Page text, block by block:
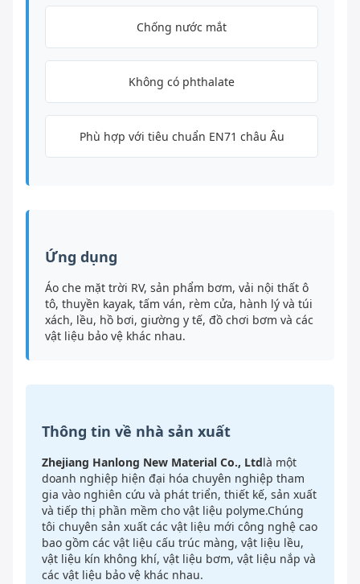
Chống nước mắt
Không có phthalate
Phù hợp với tiêu chuẩn EN71 châu Âu
Ứng dụng
Áo che mặt trời RV, sản phẩm bơm, vải nội thất ô
tô, thuyền kayak, tấm ván, rèm cửa, hành lý và túi
xách, lều, hồ bơi, giường y tế, đồ chơi bơm và các
vật liệu bảo vệ khác nhau.
Thông tin về nhà sản xuất
Zhejiang Hanlong New Material Co., Ltdlà một
doanh nghiệp hiện đại hóa chuyên nghiệp tham
gia vào nghiên cứu và phát triển, thiết kế, sản xuất
và tiếp thị phần mềm cho vật liệu polyme.Chúng
tôi chuyên sản xuất các vật liệu mới công nghệ cao
bao gồm các vật liệu cấu trúc màng, vật liệu lều,
vật liệu kín không khí, vật liệu bơm, vật liệu nắp và
các vật liệu bảo vệ khác nhau.